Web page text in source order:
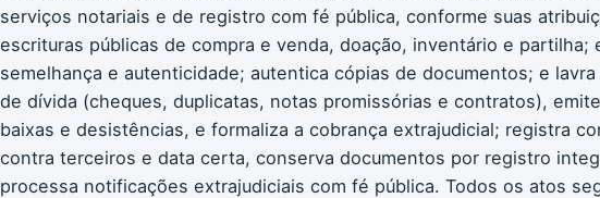
serviços notariais e de registro com fé pública, conforme suas
escrituras públicas de compra e venda, doação, inventário e
semelhança e autenticidade; autentica cópias de documentos; e
de dívida (cheques, duplicatas, notas promissórias e contratos),
baixas e desistências, e formaliza a cobrança extrajudicial; registra
contra terceiros e data certa, conserva documentos por registro
processa notificações extrajudiciais com fé pública. Todos os atos